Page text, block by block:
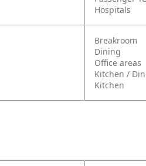
Hospitals
Breakroom
Dining
Office areas
Kitchen /
Kitchen